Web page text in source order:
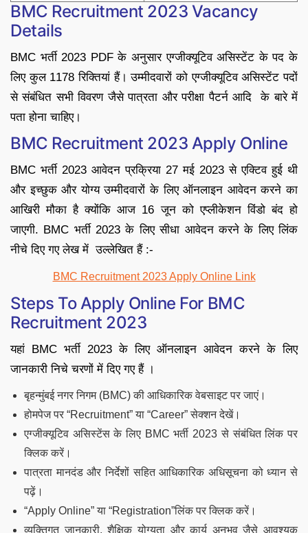
BMC Recruitment 2023 Vacancy
Details
BMC भर्ती 2023 PDF के अनुसार एग्जीक्यूटिव असिस्टेंट के पद के
लिए कुल 1178 रिक्तियां हैं। उम्मीदवारों को एग्जीक्यूटिव असिस्टेंट पदों
से संबंधित सभी विवरण जैसे पात्रता और परीक्षा पैटर्न आदि के बारे में
पता होना चाहिए।
BMC Recruitment 2023 Apply Online
BMC भर्ती 2023 आवेदन प्रक्रिया 27 मई 2023 से एक्टिव हुई थी
और इच्छुक और योग्य उम्मीदवारों के लिए ऑनलाइन आवेदन करने का
आखिरी मौका है क्योंकि आज 16 जून को एप्लीकेशन विंडो बंद हो
जाएगी. BMC भर्ती 2023 के लिए सीधा आवेदन करने के लिए लिंक
नीचे दिए गए लेख में उल्लेखित हैं :-
BMC Recruitment 2023 Apply Online Link
Steps To Apply Online For BMC
Recruitment 2023
यहां BMC भर्ती 2023 के लिए ऑनलाइन आवेदन करने के लिए
जानकारी निचे चरणों में दिए गए हैं ।
बृहन्मुंबई नगर निगम (BMC) की आधिकारिक वेबसाइट पर जाएं।
होमपेज पर “Recruitment” या “Career” सेक्शन देखें।
एग्जीक्यूटिव असिस्टेंस के लिए BMC भर्ती 2023 से संबंधित लिंक पर
क्लिक करें।
पात्रता मानदंड और निर्देशों सहित आधिकारिक अधिसूचना को ध्यान से
पढ़ें।
“Apply Online” या “Registration”लिंक पर क्लिक करें।
व्यक्तिगत जानकारी, शैक्षिक योग्यता और कार्य अनुभव जैसे आवश्यक